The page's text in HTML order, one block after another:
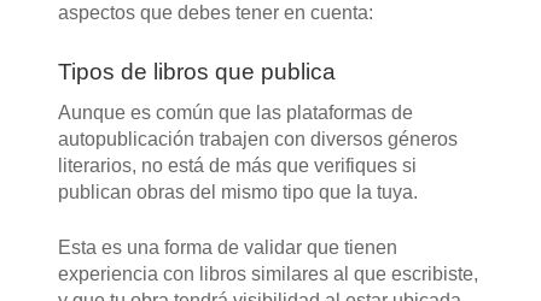
aspectos que debes tener en cuenta:
Tipos de libros que publica
Aunque es común que las plataformas de
autopublicación trabajen con diversos géneros
literarios, no está de más que verifiques si
publican obras del mismo tipo que la tuya.
Esta es una forma de validar que tienen
experiencia con libros similares al que escribiste,